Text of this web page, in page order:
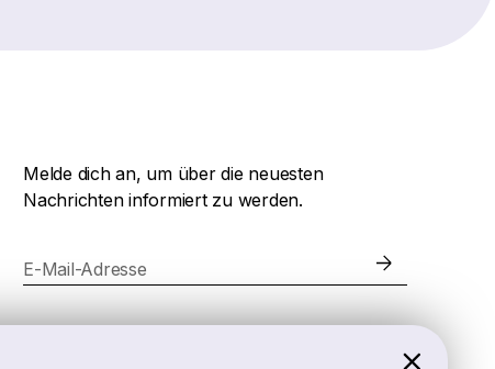
Melde dich an, um über die neuesten
Nachrichten informiert zu werden.
E-Mail-Adresse